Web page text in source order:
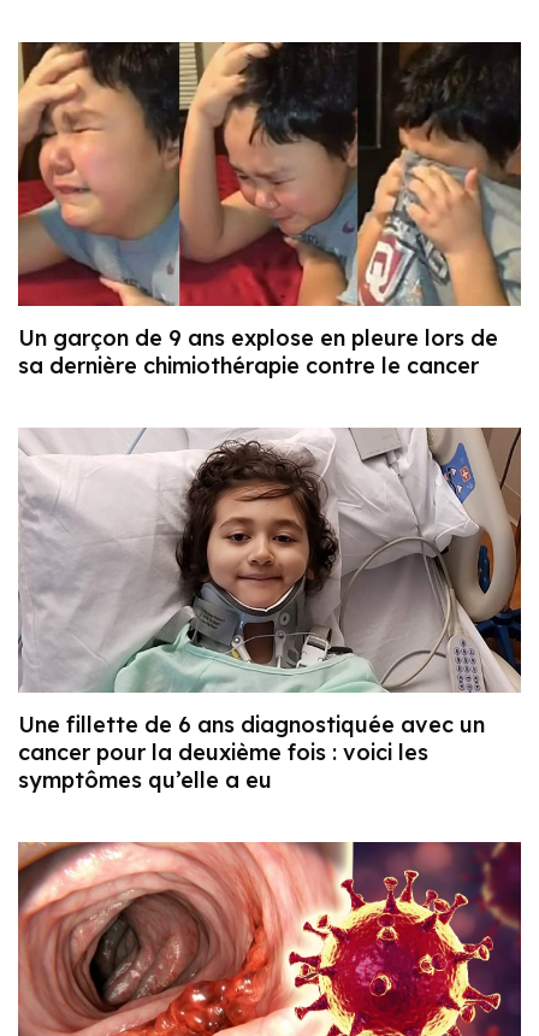
Un garçon de 9 ans explose en pleure lors de
sa dernière chimiothérapie contre le cancer
Une fillette de 6 ans diagnostiquée avec un
cancer pour la deuxième fois : voici les
symptômes qu’elle a eu